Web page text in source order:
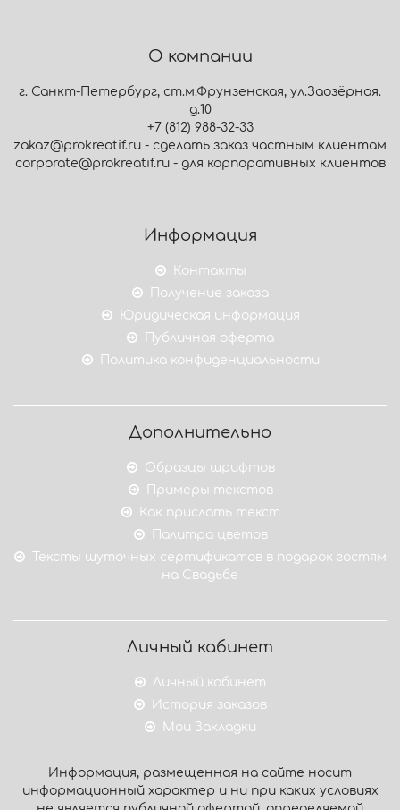
О компании
г. Санкт-Петербург, ст.м.Фрунзенская, ул.Заозёрная.
д.10
+7 (812) 988-32-33
zakaz@prokreatif.ru - сделать заказ частным клиентам
corporate@prokreatif.ru - для корпоративных клиентов
Информация
Контакты
Получение заказа
Юридическая информация
Публичная оферта
Политика конфиденциальности
Дополнительно
Образцы шрифтов
Примеры текстов
Как прислать текст
Палитра цветов
Тексты шуточных сертификатов в подарок гостям
на Свадьбе
Личный кабинет
Личный кабинет
История заказов
Мои Закладки
Информация, размещенная на сайте носит
информационный характер и ни при каких условиях